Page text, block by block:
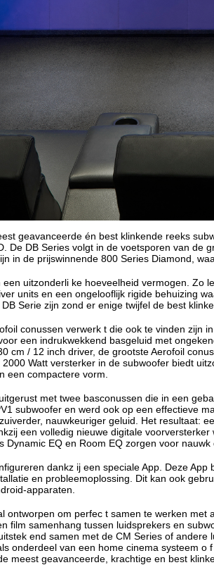
geavanceerde én best klinkende reeks
De DB Series volgt in de voetsporen van de
in de prijswinnende 800 Series Diamond,
uitzonderli ke hoeveelheid vermogen. Zo
units en een ongelooflijk rigide behuizing
Serie zijn zond er enige twijfel de best
conussen verwerk t die ook te vinden
een indrukwekkend basgeluid met
cm / 12 inch driver, de grootste Aerofoil
Watt versterker in de subwoofer biedt
een compactere vorm.
met twee basconussen die in een
subwoofer en werd ook op een effectieve
nauwkeuriger geluid. Het resultaat:
een volledig nieuwe digitale
EQ en Room EQ zorgen voor nauwk
dankz ij een speciale App. Deze
en probleemoplossing. Dit kan ook
apparaten.
ontworpen om perfec t samen te werken
film samenhang tussen luidsprekers en
end samen met de CM Series of
onderdeel van een home cinema systeem
meest geavanceerde, krachtige en best